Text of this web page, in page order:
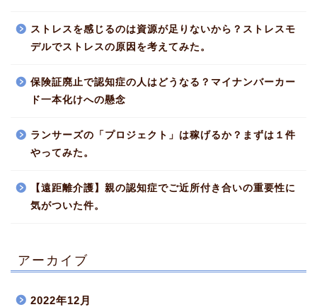
ストレスを感じるのは資源が足りないから？ストレスモ
デルでストレスの原因を考えてみた。
保険証廃止で認知症の人はどうなる？マイナンバーカー
ド一本化けへの懸念
ランサーズの「プロジェクト」は稼げるか？まずは１件
やってみた。
【遠距離介護】親の認知症でご近所付き合いの重要性に
気がついた件。
アーカイブ
2022年12月